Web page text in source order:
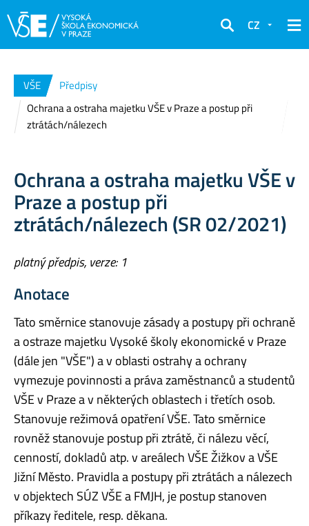
Hledat
CZ
VŠE
Předpisy
Ochrana a ostraha majetku VŠE v Praze a postup při
ztrátách/nálezech
Ochrana a ostraha majetku VŠE v
Praze a postup při
ztrátách/nálezech (SR 02/2021)
platný předpis, verze: 1
Anotace
Tato směrnice stanovuje zásady a postupy při ochraně
a ostraze majetku Vysoké školy ekonomické v Praze
(dále jen "VŠE") a v oblasti ostrahy a ochrany
vymezuje povinnosti a práva zaměstnanců a studentů
VŠE v Praze a v některých oblastech i třetích osob.
Stanovuje režimová opatření VŠE. Tato směrnice
rovněž stanovuje postup při ztrátě, či nálezu věcí,
cenností, dokladů atp. v areálech VŠE Žižkov a VŠE
Jižní Město. Pravidla a postupy při ztrátách a nálezech
v objektech SÚZ VŠE a FMJH, je postup stanoven
příkazy ředitele, resp. děkana.